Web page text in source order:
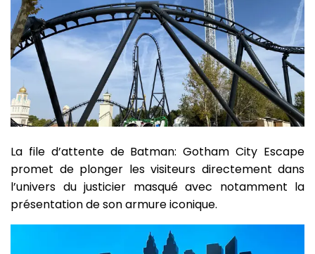
La file d’attente de Batman: Gotham City Escape
promet de plonger les visiteurs directement dans
l’univers du justicier masqué avec notamment la
présentation de son armure iconique.